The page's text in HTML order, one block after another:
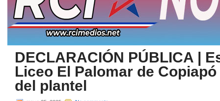
DECLARACIÓN PÚBLICA |
Liceo El Palomar de
del plantel